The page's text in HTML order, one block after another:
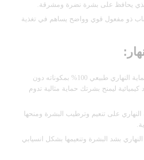
يحافظ على بشرة نضرة ومشرقة.
ذو مفعول قوي وواضح يساهم في تغذية
مستحضر لوشن الحماية النهاري طبيعي 100% بمكوناته دون
كيميائية ليمنح بشرتك حماية مثالية تدوم
على تنعيم وترطيب البشرة ومنحها
بشد البشرة وتنعيمها بشكل انسيابي